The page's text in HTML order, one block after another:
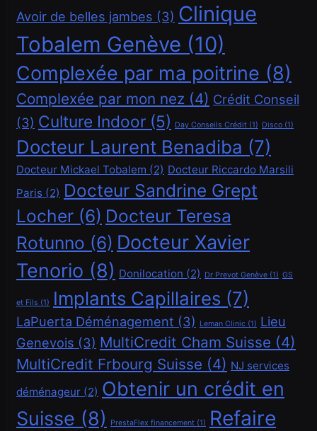
Demander un crédit de 20000 CHF
Mars 3, 2026
Financement
Demander un crédit de 40000 CHF
Mars 3, 2026
Avoir de belles jambes (3) Clinique
Tobalem Genève (10)
Complexée par ma poitrine (8)
Complexée par mon nez (4) Crédit Conseil
(3) Culture Indoor (5) Day Conseils Crédit (1) Disco (1)
Docteur Laurent Benadiba (7)
Docteur Mickael Tobalem (2) Docteur Riccardo Marsili
Paris (2) Docteur Sandrine Grept
Locher (6) Docteur Teresa
Rotunno (6) Docteur Xavier
Tenorio (8) Donilocation (2) Dr Prevot Genève (1) GS
et Fils (1) Implants Capillaires (7)
LaPuerta Déménagement (3) Leman Clinic (1) Lieu
Genevois (3) MultiCredit Cham Suisse (4)
MultiCredit Frbourg Suisse (4) NJ services
déménageur (2) Obtenir un crédit en
Suisse (8) PrestaFlex financement (1)
Refaire